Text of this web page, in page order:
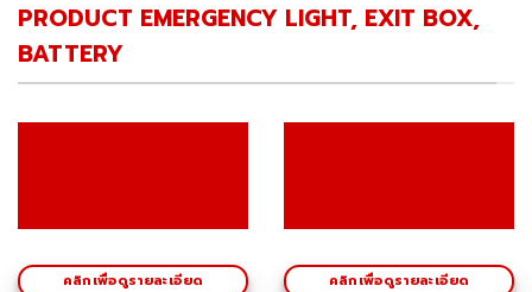
PRODUCT EMERGENCY LIGHT, EXIT BOX,
BATTERY
คลิกเพื่อดูรายละเอียด คลิกเพื่อดูรายละเอียด